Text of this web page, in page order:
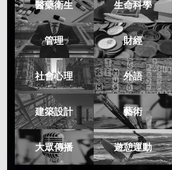
醫藥衛生 生命科學
管理 財經
社會心理 外語
建築設計 藝術
大眾傳播 遊憩運動